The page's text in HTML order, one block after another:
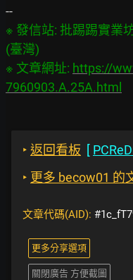
※ 發信站: 批踢踢實業
(臺灣)
※ 文章網址: https://
7960903.A.25A.html
‣ 返回看板 [
‣ 更多 becow01 的
文章代碼(AID):
更多分享選項
關閉廣告 方便截圖